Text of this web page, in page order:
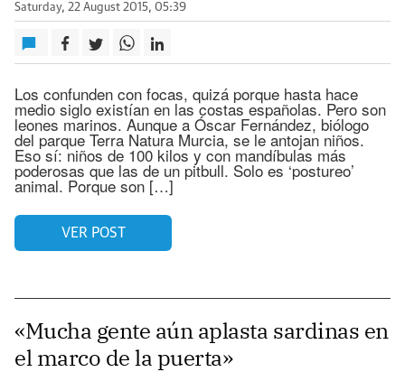
Saturday, 22 August 2015, 05:39
Los confunden con focas, quizá porque hasta hace
medio siglo existían en las costas españolas. Pero son
leones marinos. Aunque a Óscar Fernández, biólogo
del parque Terra Natura Murcia, se le antojan niños.
Eso sí: niños de 100 kilos y con mandíbulas más
poderosas que las de un pitbull. Solo es ‘postureo’
animal. Porque son […]
VER POST
«Mucha gente aún aplasta sardinas en
el marco de la puerta»